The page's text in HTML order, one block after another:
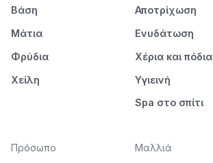
Βάση
Μάτια
Φρύδια
Χείλη
Αποτρίχωση
Ενυδάτωση
Χέρια και πόδια
Υγιεινή
Spa στο σπίτι
Πρόσωπο
Μαλλιά